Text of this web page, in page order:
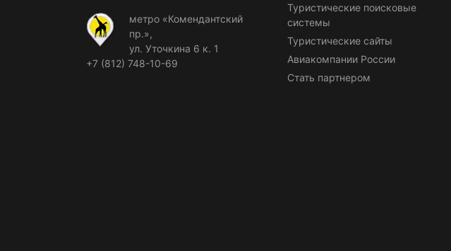
метро «Комендантский
пр.»,
ул. Уточкина 6 к. 1
+7 (812) 748-10-69
Туристические поисковые
системы
Туристические сайты
Авиакомпании России
Стать партнером